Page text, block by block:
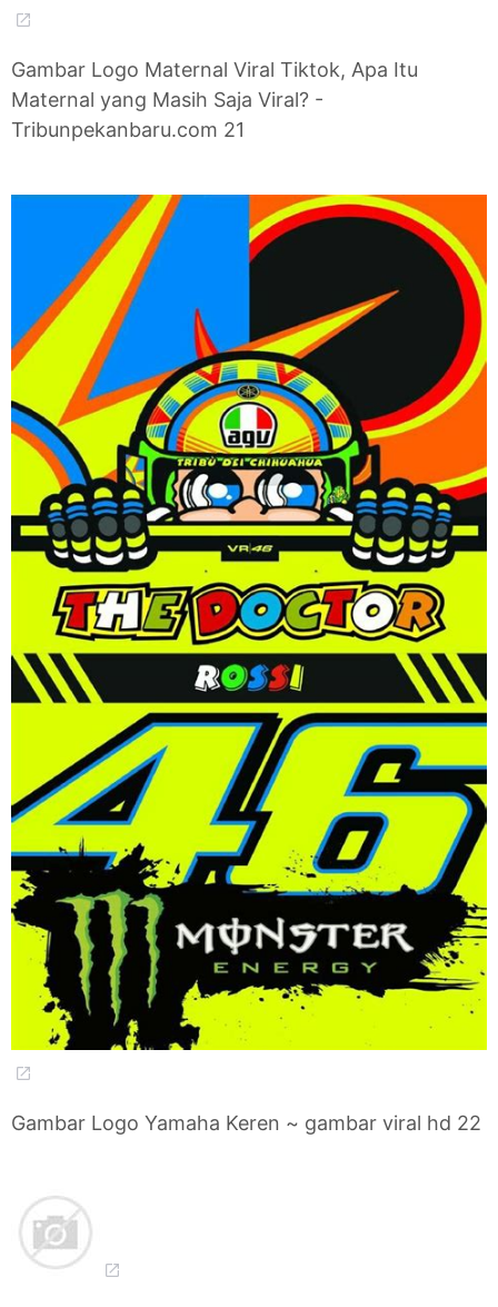
Gambar Logo Maternal Viral Tiktok, Apa Itu
Maternal yang Masih Saja Viral? -
Tribunpekanbaru.com 21
Gambar Logo Yamaha Keren ~ gambar viral hd 22